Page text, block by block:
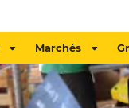
Marchés